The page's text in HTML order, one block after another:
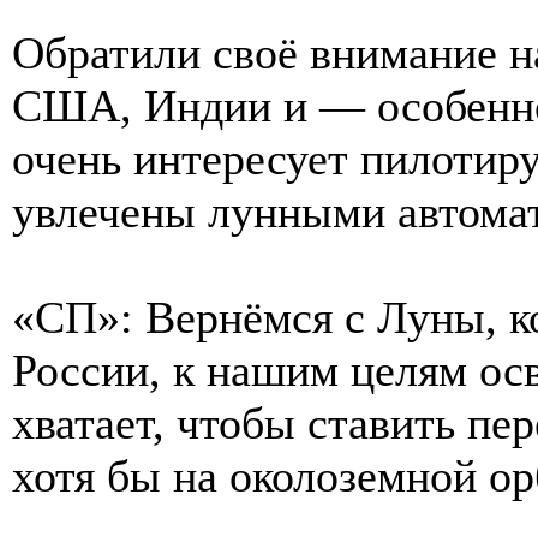
Обратили своё внимание
США, Индии и —
очень интересует
увлечены лунными
«СП»: Вернёмся с Луны,
России, к нашим целям
хватает, чтобы ставить
хотя бы на околоземной